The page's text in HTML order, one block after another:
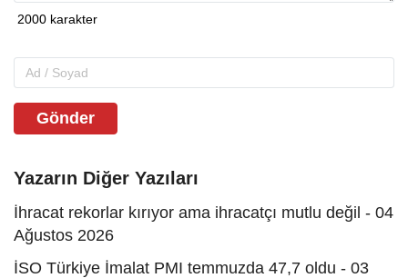
Gönder
Yazarın Diğer Yazıları
İhracat rekorlar kırıyor ama ihracatçı mutlu değil - 04
Ağustos 2026
İSO Türkiye İmalat PMI temmuzda 47,7 oldu - 03